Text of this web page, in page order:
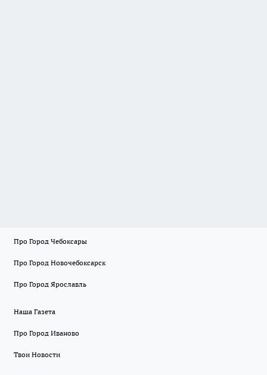
Про Город Чебоксары
Про Город Новочебоксарск
Про Город Ярославль
Наша Газета
Про Город Иваново
Твои Новости